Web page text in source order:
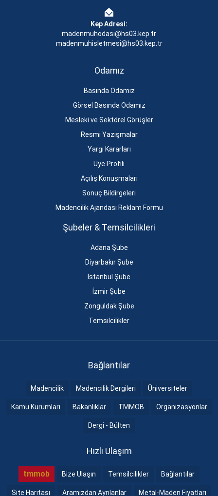
Kep Adresi:
madenmuhodasi@hs03.kep.tr
madenmuhisletmesi@hs03.kep.tr
Odamız
Basında Odamız
Görsel Basında Odamız
Mesleki ve Sektörel Görüşler
Resmi Yazışmalar
Yargı Kararları
Üye Profili
Açılış Konuşmaları
Sonuç Bildirgeleri
Madencilik Ajandası Reklam Formu
Şubeler & Temsilcilikleri
Adana Şube
Diyarbakır Şube
İstanbul Şube
İzmir Şube
Zonguldak Şube
Temsilcilikler
Bağlantılar
Madencilik Madencilik Dergileri Üniversiteler
Kamu Kurumları Bakanlıklar TMMOB Organizasyonlar
Dergi - Bülten
Hızlı Ulaşım
tmmob Bize Ulaşın Temsilcilikler Bağlantılar
Site Haritası Aramızdan Ayrılanlar Metal-Maden Fiyatları